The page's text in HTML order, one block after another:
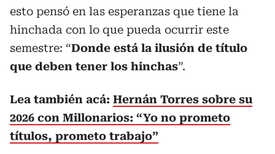
esto pensó en las esperanzas que tiene la
hinchada con lo que pueda ocurrir este
semestre: “Donde está la ilusión de título
que deben tener los hinchas”.
Lea también acá: Hernán Torres sobre su
2026 con Millonarios: “Yo no prometo
títulos, prometo trabajo”